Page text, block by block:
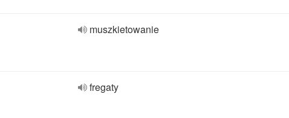
muszkietowanie
fregaty